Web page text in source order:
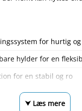
for hurtig
hylder for en
for en stabil og ro
⮟ Læs mere